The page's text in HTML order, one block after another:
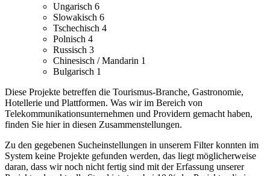
Ungarisch 6
Slowakisch 6
Tschechisch 4
Polnisch 4
Russisch 3
Chinesisch / Mandarin 1
Bulgarisch 1
Diese Projekte betreffen die Tourismus-Branche, Gastronomie,
Hotellerie und Plattformen. Was wir im Bereich von
Telekommunikationsunternehmen und Providern gemacht haben,
finden Sie hier in diesen Zusammenstellungen.
Zu den gegebenen Sucheinstellungen in unserem Filter konnten im
System keine Projekte gefunden werden, das liegt möglicherweise
daran, dass wir noch nicht fertig sind mit der Erfassung unserer